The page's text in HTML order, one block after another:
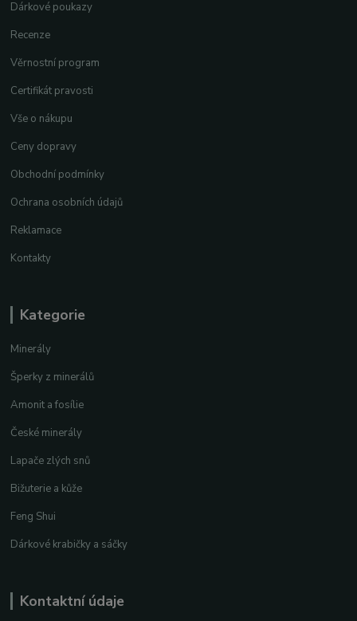
Dárkové poukazy
Recenze
Věrnostní program
Certifikát pravosti
Vše o nákupu
Ceny dopravy
Obchodní podmínky
Ochrana osobních údajů
Reklamace
Kontakty
Kategorie
Minerály
Šperky z minerálů
Amonit a fosílie
České minerály
Lapače zlých snů
Bižuterie a kůže
Feng Shui
Dárkové krabičky a sáčky
Kontaktní údaje